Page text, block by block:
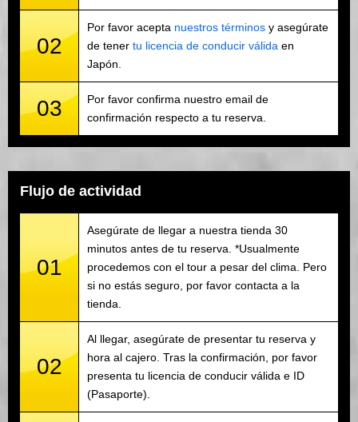
02
Por favor acepta nuestros términos y asegúrate
de tener tu licencia de conducir válida en
Japón.
03
Por favor confirma nuestro email de
confirmación respecto a tu reserva.
Flujo de actividad
01
Asegúrate de llegar a nuestra tienda 30
minutos antes de tu reserva. *Usualmente
procedemos con el tour a pesar del clima. Pero
si no estás seguro, por favor contacta a la
tienda.
02
Al llegar, asegúrate de presentar tu reserva y
hora al cajero. Tras la confirmación, por favor
presenta tu licencia de conducir válida e ID
(Pasaporte).